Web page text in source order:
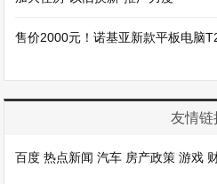
售价2000元！诺基亚新款平板电脑
友情链
百度 热点新闻 汽车 房产政策 游戏